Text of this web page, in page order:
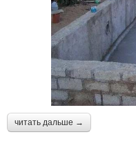
читать дальше →